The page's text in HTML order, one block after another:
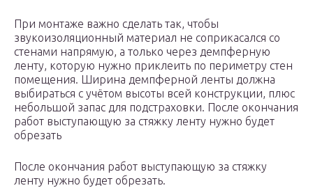
При монтаже важно сделать так, чтобы
звукоизоляционный материал не соприкасался со
стенами напрямую, а только через демпферную
ленту, которую нужно приклеить по периметру стен
помещения. Ширина демпферной ленты должна
выбираться с учётом высоты всей конструкции, плюс
небольшой запас для подстраховки. После окончания
работ выступающую за стяжку ленту нужно будет
обрезать
После окончания работ выступающую за стяжку
ленту нужно будет обрезать.